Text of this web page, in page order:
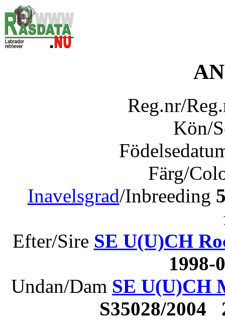
Reg.nr/
Kön/
Färg/
Inavelsgrad/Inbreeding
Efter/Sire SE U(U)CH
Undan/Dam SE U(U)CH
S35028/